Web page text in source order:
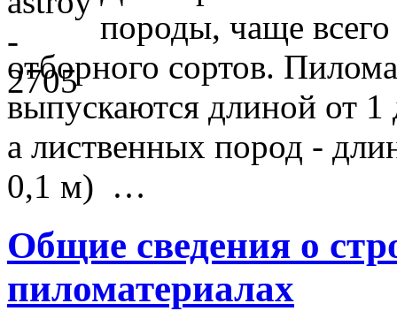
породы, чаще всего
отборного сортов.
выпускаются длиной от
а лиственных пород -
0,1 м) …
Общие сведения о
пиломатериалах